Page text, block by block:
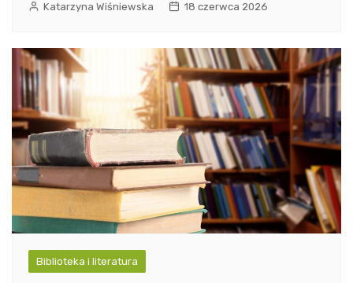
Katarzyna Wiśniewska 18 czerwca 2026
Biblioteka i literatura